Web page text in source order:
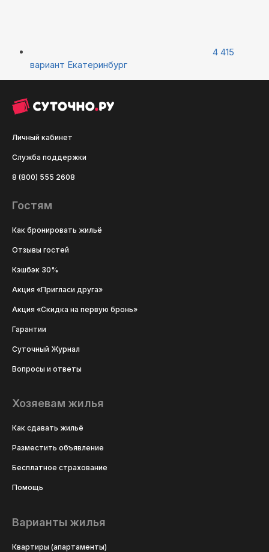
4 415
вариант Екатеринбург
Личный кабинет
Служба поддержки
8 (800) 555 2608
Гостям
Как бронировать жильё
Отзывы гостей
Кэшбэк 30%
Акция «Пригласи друга»
Акция «Скидка на первую бронь»
Гарантии
Суточный Журнал
Вопросы и ответы
Хозяевам жилья
Как сдавать жильё
Разместить объявление
Бесплатное страхование
Помощь
Варианты жилья
Квартиры (апартаменты)